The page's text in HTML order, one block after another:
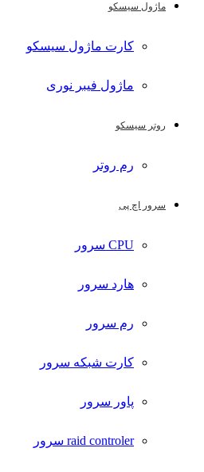
ماژول سیسکو
کارت ماژول سیسکو
ماژول فیبر نوری
روتر سیسکو
رم روتر
سرور اچ پی
CPU سرور
هارد سرور
رم سرور
کارت شبکه سرور
پاور سرور
raid controler سرور